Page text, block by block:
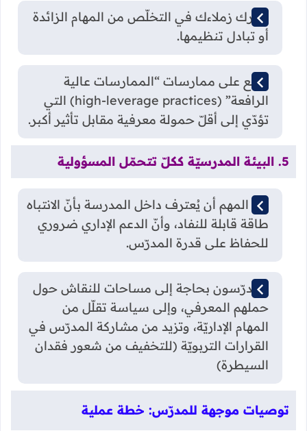
شارك زملاءك في التخلّص من المهام الزائدة
أو تبادل تنظيمها.
اطّلع على ممارسات “الممارسات عالية
الرافعة” (high-leverage practices) التي
تؤدّي إلى أقلّ حمولة معرفية مقابل تأثير أكبر.
5. البيئة المدرسيّة ككلّ تتحمّل المسؤولية
من المهم أن يُعترف داخل المدرسة بأنّ الانتباه
طاقة قابلة للنفاد، وأنّ الدعم الإداري ضروري
للحفاظ على قدرة المدرّس.
المدرّسون بحاجة إلى مساحات للنقاش حول
حملهم المعرفي، وإلى سياسة تقلّل من
المهام الإداريّة، وتزيد من مشاركة المدرّس في
القرارات التربويّة (للتخفيف من شعور فقدان
السيطرة)
توصيات موجهة للمدرّس: خطة عملية